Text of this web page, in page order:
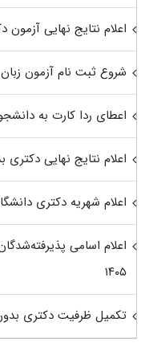
اعلام نتایج نهایی آزمون دکتری سال
شروع ثبت نام آزمون زبان
اعطای ردا کارت به
اعلام نتایج نهایی دکتری
اعلام شهریه دکتری دانشگاه
اعلام اسامی
۱۴۰۵
تکمیل ظرفیت دکتری بدون